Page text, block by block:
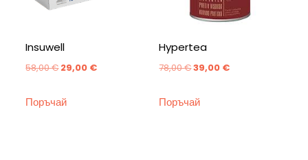
Insuwell
58,00€ Original
was:
29,00 €Текущата
Поръчай
Hypertea
78,00€Original
was:
39,00 €Текущата
Поръчай